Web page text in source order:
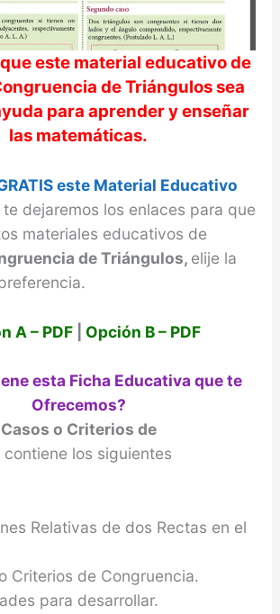
este material educativo de
de Triángulossea
para aprender y enseñar
las matemáticas.
este Material Educativo
dejaremos los enlaces para que
materiales educativos de
de Triángulos, elije la
A – PDF Opción B – PDF
esta Ficha Educativa que te
Ofrecemos?
Casos o Criterios de
contiene los siguientes
Relativas de dos Rectas en el
Criterios de Congruencia.
para desarrollar.